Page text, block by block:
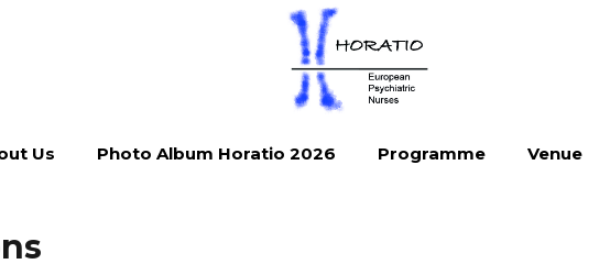
Us Photo Album Horatio 2026 Programme Venue